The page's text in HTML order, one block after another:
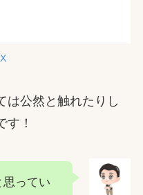
X
は公然と触れたりし
す！
ってい